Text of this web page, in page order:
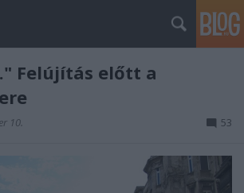
Felújítás előtt a
10. 53